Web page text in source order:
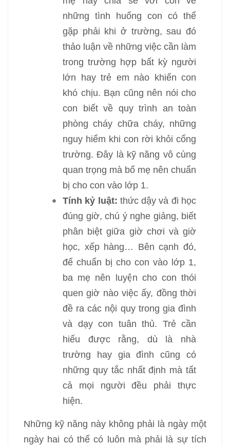
những tình huống con có thể
gặp phải khi ở trường, sau đó
thảo luận về những việc cần làm
trong trường hợp bất kỳ người
lớn hay trẻ em nào khiến con
khó chịu. Bạn cũng nên nói cho
con biết về quy trình an toàn
phòng cháy chữa cháy, những
nguy hiểm khi con rời khỏi cổng
trường. Đây là kỹ năng vô cùng
quan trọng mà bố mẹ nên chuẩn
bị cho con vào lớp 1.
Tính kỷ luật: thức dậy và đi học
đúng giờ, chú ý nghe giảng, biết
phân biệt giữa giờ chơi và giờ
học, xếp hàng… Bên cạnh đó,
để chuẩn bị cho con vào lớp 1,
ba mẹ nên luyện cho con thói
quen giờ nào việc ấy, đồng thời
đề ra các nội quy trong gia đình
và dạy con tuân thủ. Trẻ cần
hiểu được rằng, dù là nhà
trường hay gia đình cũng có
những quy tắc nhất định mà tất
cả mọi người đều phải thực
hiện.
Những kỹ năng này không phải là ngày một
ngày hai có thể có luôn mà phải là sự tích